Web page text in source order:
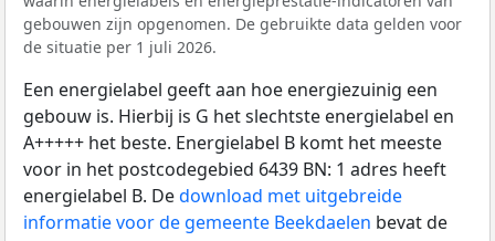
gebouwen zijn opgenomen. De gebruikte data gelden voor
de situatie per 1 juli 2026.
Een energielabel geeft aan hoe energiezuinig een
gebouw is. Hierbij is G het slechtste energielabel en
A+++++ het beste. Energielabel B komt het meeste
voor in het postcodegebied 6439 BN: 1 adres heeft
energielabel B. Dedownload met uitgebreide
informatie voor de gemeente Beekdaelen bevat de